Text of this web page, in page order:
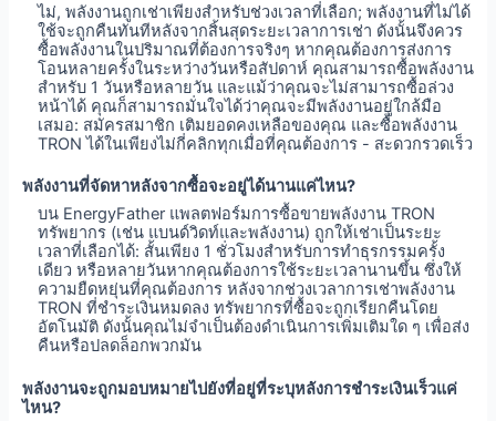
ไม่, พลังงานถูกเช่าเพียงสำหรับช่วงเวลาที่เลือก; พลังงานที่ไม่ได้
ใช้จะถูกคืนทันทีหลังจากสิ้นสุดระยะเวลาการเช่า ดังนั้นจึงควร
ซื้อพลังงานในปริมาณที่ต้องการจริงๆ หากคุณต้องการส่งการ
โอนหลายครั้งในระหว่างวันหรือสัปดาห์ คุณสามารถซื้อพลังงาน
สำหรับ 1 วันหรือหลายวัน และแม้ว่าคุณจะไม่สามารถซื้อล่วง
หน้าได้ คุณก็สามารถมั่นใจได้ว่าคุณจะมีพลังงานอยู่ใกล้มือ
เสมอ: สมัครสมาชิก เติมยอดคงเหลือของคุณ และซื้อพลังงาน
TRON ได้ในเพียงไม่กี่คลิกทุกเมื่อที่คุณต้องการ - สะดวกรวดเร็ว
พลังงานที่จัดหาหลังจากซื้อจะอยู่ได้นานแค่ไหน?
บน EnergyFather แพลตฟอร์มการซื้อขายพลังงาน TRON
ทรัพยากร (เช่น แบนด์วิดท์และพลังงาน) ถูกให้เช่าเป็นระยะ
เวลาที่เลือกได้: สั้นเพียง 1 ชั่วโมงสำหรับการทำธุรกรรมครั้ง
เดียว หรือหลายวันหากคุณต้องการใช้ระยะเวลานานขึ้น ซึ่งให้
ความยืดหยุ่นที่คุณต้องการ หลังจากช่วงเวลาการเช่าพลังงาน
TRON ที่ชำระเงินหมดลง ทรัพยากรที่ซื้อจะถูกเรียกคืนโดย
อัตโนมัติ ดังนั้นคุณไม่จำเป็นต้องดำเนินการเพิ่มเติมใด ๆ เพื่อส่ง
คืนหรือปลดล็อกพวกมัน
พลังงานจะถูกมอบหมายไปยังที่อยู่ที่ระบุหลังการชำระเงินเร็วแค่
ไหน?